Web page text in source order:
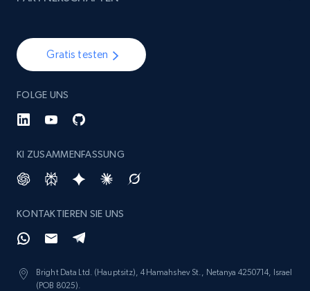
Etsy - Collects data from shop's URL
URL, Product id, Listing inventory id, Title, Rating,
Reviews count shop, Reviews count item, Initial
1.9K+
Gratis testen
FOLGE UNS
KI ZUSAMMENFASSUNG
KONTAKTIEREN SIE UNS
Bright Data Ltd. (Hauptsitz), 4 Hamahshev St., Netanya 4250714, Israel
(POB 8025).